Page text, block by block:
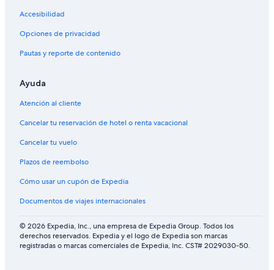
Accesibilidad
Opciones de privacidad
Pautas y reporte de contenido
Ayuda
Atención al cliente
Cancelar tu reservación de hotel o renta vacacional
Cancelar tu vuelo
Plazos de reembolso
Cómo usar un cupón de Expedia
Documentos de viajes internacionales
© 2026 Expedia, Inc., una empresa de Expedia Group. Todos los
derechos reservados. Expedia y el logo de Expedia son marcas
registradas o marcas comerciales de Expedia, Inc. CST# 2029030-50.